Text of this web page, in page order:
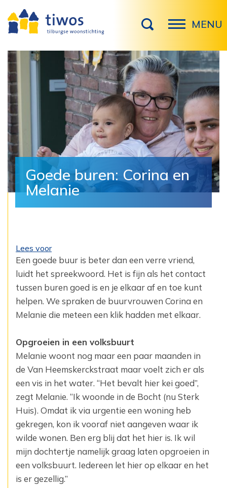
MENU
Goede buren: Corina en
Melanie ‎
Lees voor
Een goede buur is beter dan een verre vriend,
luidt het spreekwoord. Het is fijn als het contact
‎tussen buren goed is en je elkaar af en toe kunt
helpen. We spraken de buurvrouwen Corina en
‎Melanie die meteen een klik hadden met elkaar.
Opgroeien in een volksbuurt
Melanie woont nog maar een paar maanden in
de Van Heemskerckstraat maar voelt zich er als
‎een vis in het water. “Het bevalt hier kei goed”,
zegt Melanie. “Ik woonde in de Bocht (nu ‎Sterk
Huis). Omdat ik via urgentie een woning heb
gekregen, kon ik vooraf niet aangeven ‎waar ik
wilde wonen. Ben erg blij dat het hier is. Ik wil
mijn dochtertje namelijk graag laten ‎opgroeien in
een volksbuurt. Iedereen let hier op elkaar en het
is er gezellig.”‎